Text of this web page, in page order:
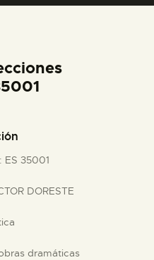
: ES 35001
DORESTE
dramáticas